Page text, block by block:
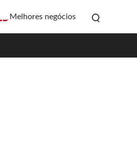
Melhores negócios